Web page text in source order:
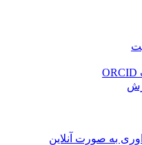
به صورت آنلاین